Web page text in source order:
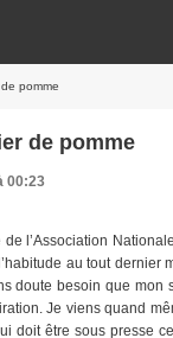
pomme
de pomme
00:23
de l’Association
au tout dernier
doute besoin que mon
Je viens quand
doit être sous presse